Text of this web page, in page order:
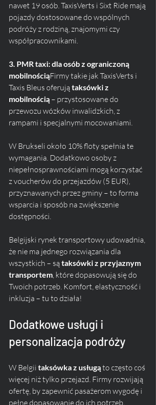
nawet 19 osób. TaxisVerts i Sixt Ride mają
pojazdy dostosowane do wspólnych
podróży z rodziną, znajomymi czy
współpracownikami.
3. PMR taxi: dla osób z ograniczoną
mobilnościąFirmy takie jak TaxisVerts i
Taxis Bleus oferują taksówki z
mobilnością – przystosowane do
przewozu wózków inwalidzkich, z
rampami i specjalnymi mocowaniami.
W Brukseli około 10% floty spełnia te
wymagania. Dodatkowo osoby z
niepełnosprawnościami mogą korzystać
z voucherów do przejazdów (5 EUR),
przyznawanych przez gminy – to forma
wsparcia i sposób na zwiększenie
dostępności.
Belgijski rynek transportowy udowadnia,
że nie ma jednego rozwiązania dla
wszystkich – są taksówki z przyjaznym
transportem, które dopasowują się do
Twoich potrzeb. Komfort, elastyczność i
inkluzja – tu to działa!
Dodatkowe usługi i
personalizacja podróży
W Belgii taksówka z usługą to często coś
więcej niż tylko przejazd. Firmy rozwijają
ofertę, by zapewnić pasażerom wygodę i
pełne dopasowanie do ich potrzeb.